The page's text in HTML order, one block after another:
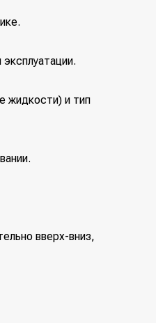
жидкости) и тип
вверх-вниз,